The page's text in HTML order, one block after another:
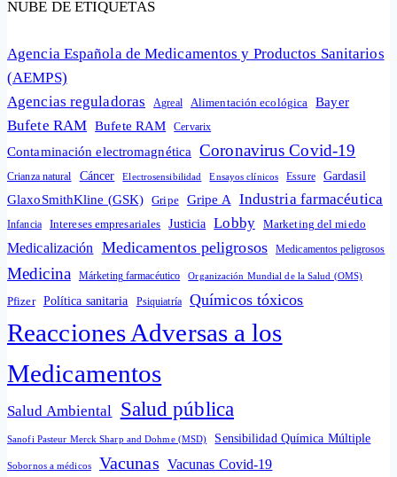
NUBE DE ETIQUETAS
Agencia Española de Medicamentos y Productos Sanitarios
(AEMPS)
Agencias reguladoras
Agreal Alimentación ecológica Bayer
Bufete RAM Bufete RAM Cervarix
Contaminación electromagnética Coronavirus Covid-19
Crianza natural Cáncer Electrosensibilidad Ensayos clínicos Essure Gardasil
GlaxoSmithKline (GSK) Gripe Gripe A Industria farmacéutica
Infancia Intereses empresariales Justicia Lobby Marketing del miedo
Medicalización Medicamentos peligrosos Medicamentos peligrosos
Medicina Márketing farmacéutico Organización Mundial de la Salud (OMS)
Pfizer Política sanitaria Psiquiatría Químicos tóxicos
Reacciones Adversas a los
Medicamentos
Salud Ambiental Salud pública
Sanofi Pasteur Merck Sharp and Dohme (MSD) Sensibilidad Química Múltiple
Sobornos a médicos Vacunas Vacunas Covid-19